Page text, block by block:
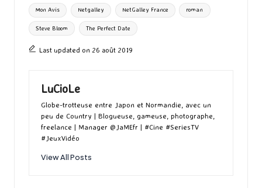
k n
er
Mon Avis Netgalley NetGalley France roman
Steve Bloom The Perfect Date
Last updated on 26 août 2019
LuCioLe
Globe-trotteuse entre Japon et Normandie, avec un
peu de Country | Blogueuse, gameuse, photographe,
freelance | Manager @JaMEfr | #Cine #SeriesTV
#JeuxVidéo
View All Posts